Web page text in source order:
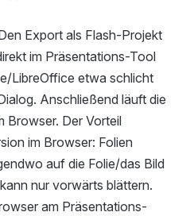
Export als Flash-Projekt
im Präsentations-Tool
LibreOffice etwa schlicht
Anschließend läuft die
Browser. Der Vorteil
im Browser: Folien
auf die Folie/das Bild
nur vorwärts blättern.
am Präsentations-